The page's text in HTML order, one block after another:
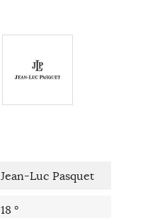
Jean-Luc Pasquet
18 °